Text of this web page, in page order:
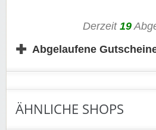
Gültig für Neu- und
Einfach dem Link folgen und bei
Derzeit 19
✚ Abgelaufene
ÄHNLICHE SHOPS